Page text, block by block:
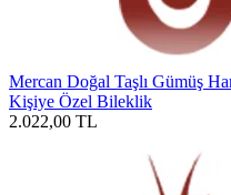
Mercan Doğal Taşlı Gümüş
Kişiye Özel Bileklik
2.022,00 TL